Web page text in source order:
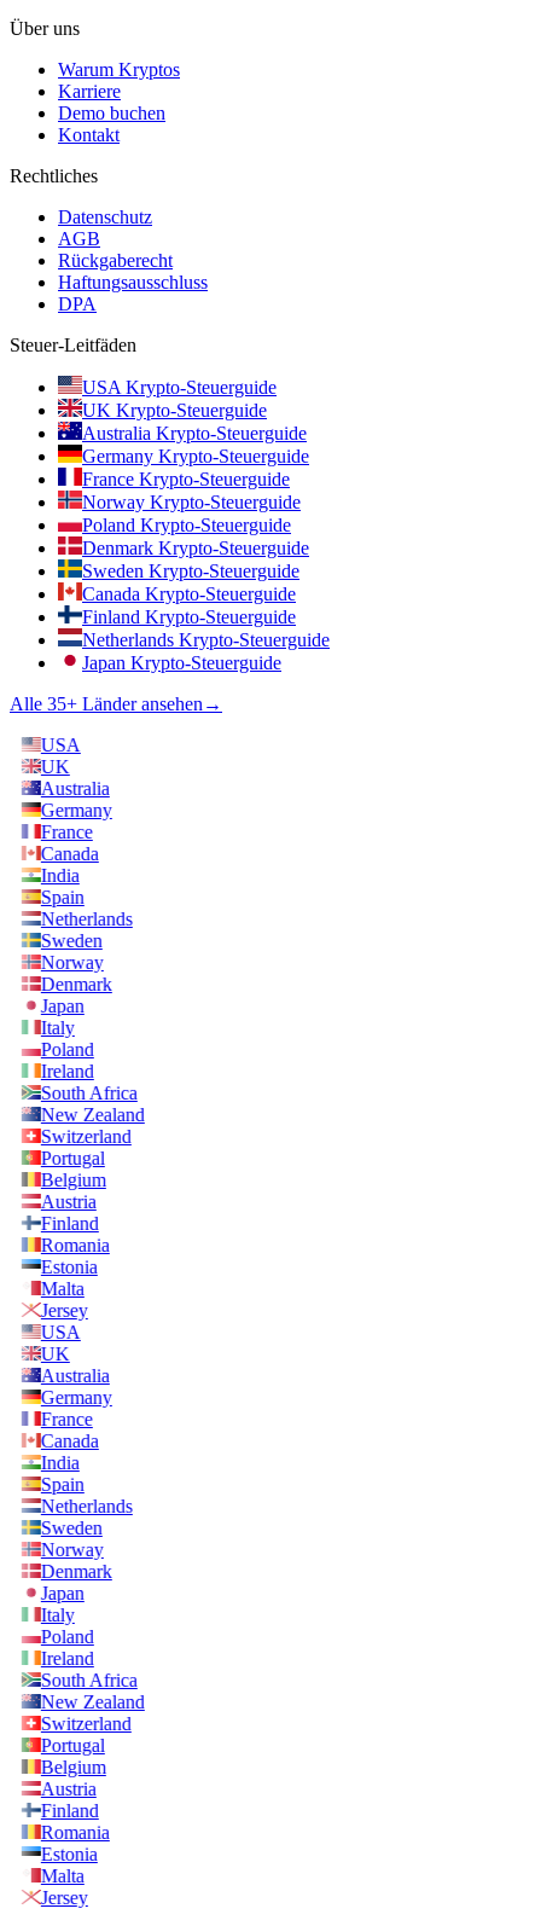
Über uns
Warum Kryptos
Karriere
Demo buchen
Kontakt
Rechtliches
Datenschutz
AGB
Rückgaberecht
Haftungsausschluss
DPA
Steuer-Leitfäden
USA Krypto-Steuerguide
UK Krypto-Steuerguide
Australia Krypto-Steuerguide
Germany Krypto-Steuerguide
France Krypto-Steuerguide
Norway Krypto-Steuerguide
Poland Krypto-Steuerguide
Denmark Krypto-Steuerguide
Sweden Krypto-Steuerguide
Canada Krypto-Steuerguide
Finland Krypto-Steuerguide
Netherlands Krypto-Steuerguide
Japan Krypto-Steuerguide
Alle 35+ Länder ansehen →
USA
UK
Australia
Germany
France
Canada
India
Spain
Netherlands
Sweden
Norway
Denmark
Japan
Italy
Poland
Ireland
South Africa
New Zealand
Switzerland
Portugal
Belgium
Austria
Finland
Romania
Estonia
Malta
Jersey
USA
UK
Australia
Germany
France
Canada
India
Spain
Netherlands
Sweden
Norway
Denmark
Japan
Italy
Poland
Ireland
South Africa
New Zealand
Switzerland
Portugal
Belgium
Austria
Finland
Romania
Estonia
Malta
Jersey